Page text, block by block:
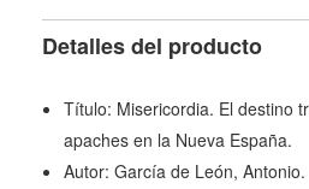
Detalles del producto
Título: Misericordia. El destino
apaches en la Nueva España.
Autor: García de León, Antonio.